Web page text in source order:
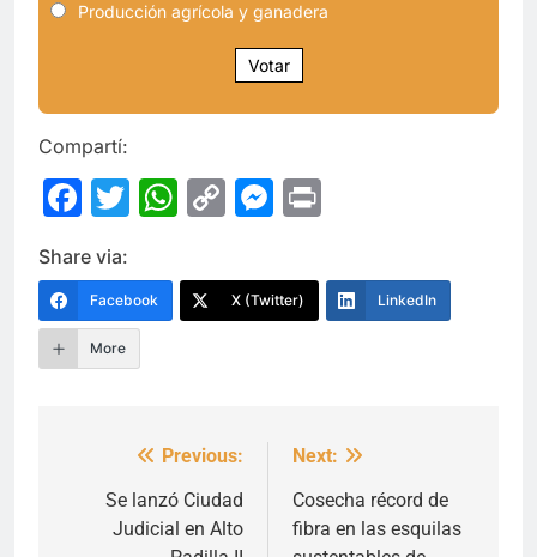
Producción agrícola y ganadera
Votar
Compartí:
Facebook
Twitter
WhatsApp
CopyMessenger
Share via:
Facebook X (Twitter) LinkedIn
More
Navegación
entradas
Previous:
Se lanzó Ciudad
Judicial en Alto
Next:
Cosecha récord de
fibra en las esquilas